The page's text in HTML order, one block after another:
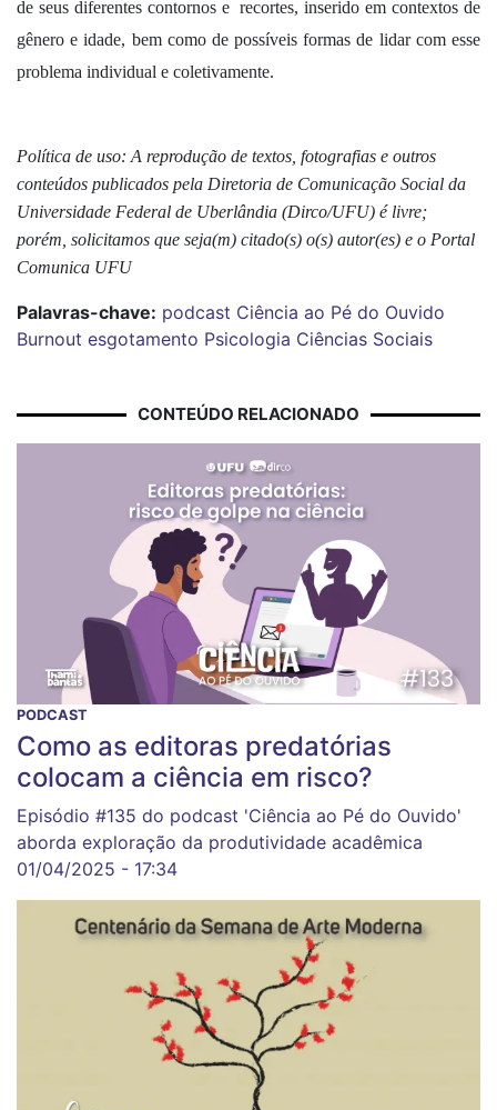
de seus diferentes contornos e recortes, inserido em contextos de
gênero e idade, bem como de possíveis formas de lidar com esse
problema individual e coletivamente.
Política de uso: A reprodução de textos, fotografias e outros
conteúdos publicados pela Diretoria de Comunicação Social da
Universidade Federal de Uberlândia (Dirco/UFU) é livre;
porém, solicitamos que seja(m) citado(s) o(s) autor(es) e o Portal
Comunica UFU
Palavras-chave: podcast Ciência ao Pé do Ouvido
Burnout esgotamento Psicologia Ciências Sociais
CONTEÚDO RELACIONADO
PODCAST
Como as editoras predatórias
colocam a ciência em risco?
Episódio #135 do podcast 'Ciência ao Pé do Ouvido'
aborda exploração da produtividade acadêmica
01/04/2025 - 17:34